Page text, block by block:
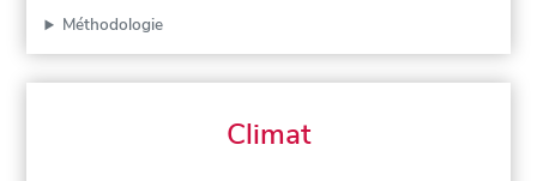
Méthodologie
Climat